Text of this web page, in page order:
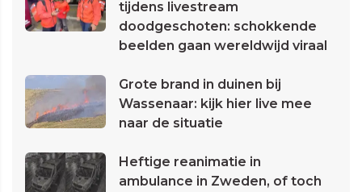
tijdens livestream
doodgeschoten: schokkende
beelden gaan wereldwijd viraal
Grote brand in duinen bij
Wassenaar: kijk hier live mee
naar de situatie
Heftige reanimatie in
ambulance in Zweden, of toch